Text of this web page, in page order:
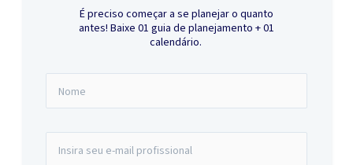
É preciso começar a se planejar o quanto
antes! Baixe 01 guia de planejamento + 01
calendário.